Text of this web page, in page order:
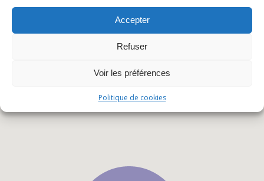
Accepter
Refuser
Voir les préférences
Politique de cookies